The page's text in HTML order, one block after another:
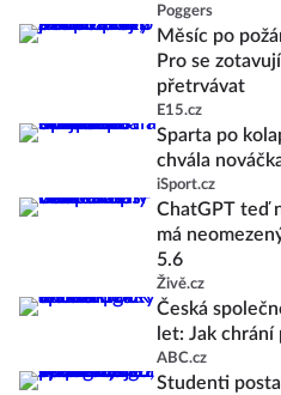
Poggers
Měsíc po
Pro se
přetrvávat
E15.cz
Sparta po
chvála
iSport.cz
ChatGPT teď
má
5.6
Živě.cz
Česká
let: Jak chrání
ABC.cz
Studenti